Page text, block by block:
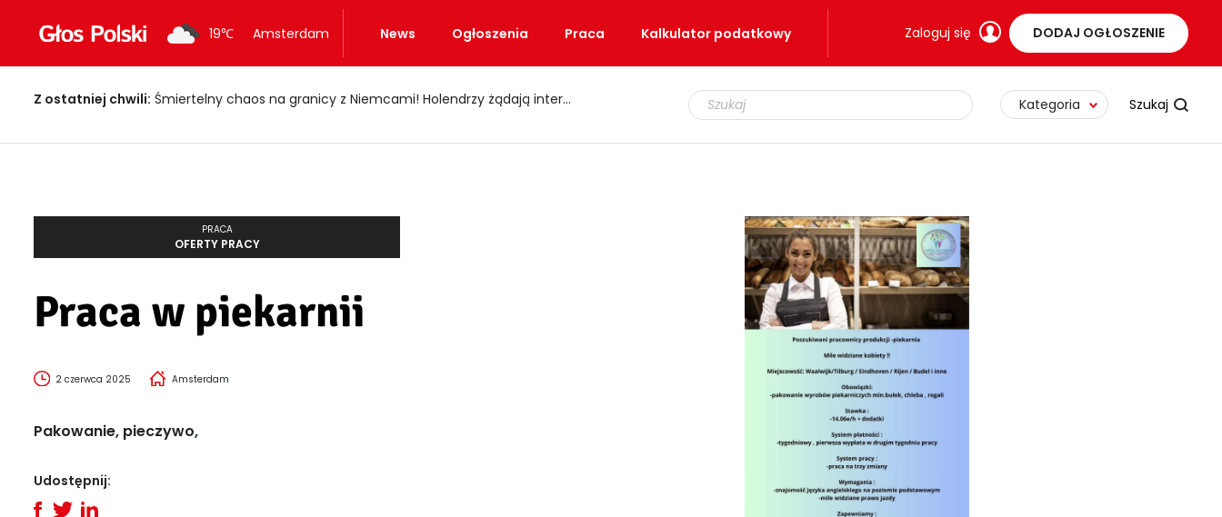
19℃ Amsterdam News Ogłoszenia Praca Kalkulator podatkowy Zaloguj się DODAJ OGŁOSZENIE
Z ostatniej chwili: Śmiertelny chaos na granicy z Niemcami! Holendrzy żądają interwencji ministra Kategoria
PRACA
OFERTY PRACY
Praca w piekarnii
2 czerwca 2025 Amsterdam
Pakowanie, pieczywo,
Udostępnij: